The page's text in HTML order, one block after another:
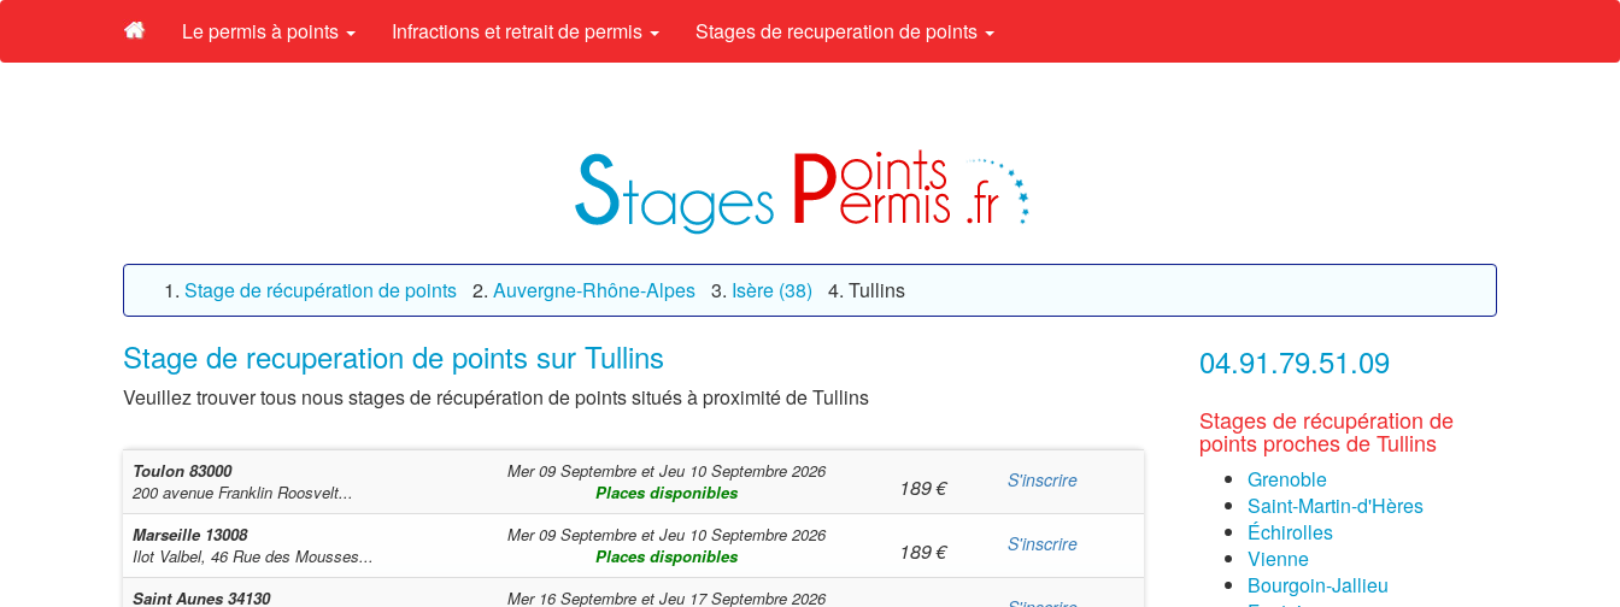
Le permis à points Infractions et retrait de permis Stages de recuperation de points
Stage de récupération de points Auvergne-Rhône-Alpes Isère (38) Tullins
Stage de recuperation de points sur Tullins
Veuillez trouver tous nous stages de récupération de points situés à proximité de Tullins
Toulon 83000
200 avenue Franklin Roosvelt...
Mer 09 Septembreet Jeu 10 Septembre 2026
Places disponibles
189€ S'inscrire
Marseille 13008
Ilot Valbel, 46 Rue des Mousses...
Mer 09 Septembreet Jeu 10 Septembre 2026
Places disponibles
189€ S'inscrire
Saint Aunes 34130
Mer 16 Septembreet Jeu 17 Septembre 2026
04.91.79.51.09
Stages de récupération de
points proches de Tullins
Grenoble
Saint-Martin-d'Hères
Échirolles
Vienne
Bourgoin-Jallieu